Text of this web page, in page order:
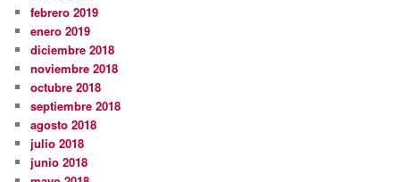
febrero 2019
enero 2019
diciembre 2018
noviembre 2018
octubre 2018
septiembre 2018
agosto 2018
julio 2018
junio 2018